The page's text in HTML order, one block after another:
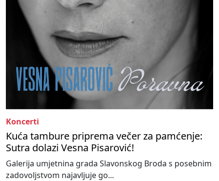
Koncerti
Kuća tambure priprema večer za pamćenje:
Sutra dolazi Vesna Pisarović!
Galerija umjetnina grada Slavonskog Broda s posebnim
zadovoljstvom najavljuje go...